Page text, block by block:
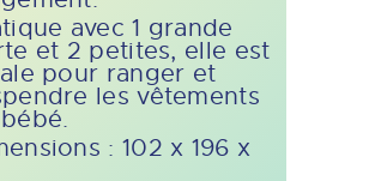
avec 1 grande
et 2 petites, elle est
pour ranger et
les vêtements
: 102 x 196 x